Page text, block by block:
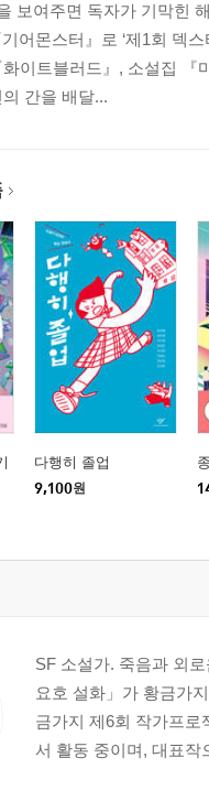
보여주면 독자가 기막힌
어몬스터』로 ‘제1회 덱
화이트블러드』, 소설집
간을 배달...
다행히 졸업
9,100원
SF 소설가. 죽음과 외
요호 설화」가 황금가
금가지 제6회 작가프로
서 활동 중이며, 대표작